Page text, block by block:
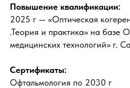
Повышение квалификации:
2025 г — «Оптическая
.Теория и практика» на базе
медицинских технологий» г.
Сертификаты:
Офтальмология по 2030 г